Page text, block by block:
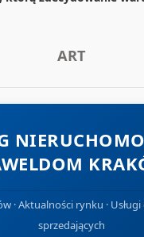
ART
· Aktualności rynku ·
sprzedających